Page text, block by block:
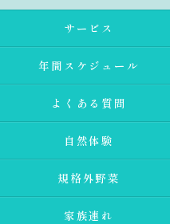
サービス
年間スケジュール
よくある質問
自然体験
規格外野菜
家族連れ